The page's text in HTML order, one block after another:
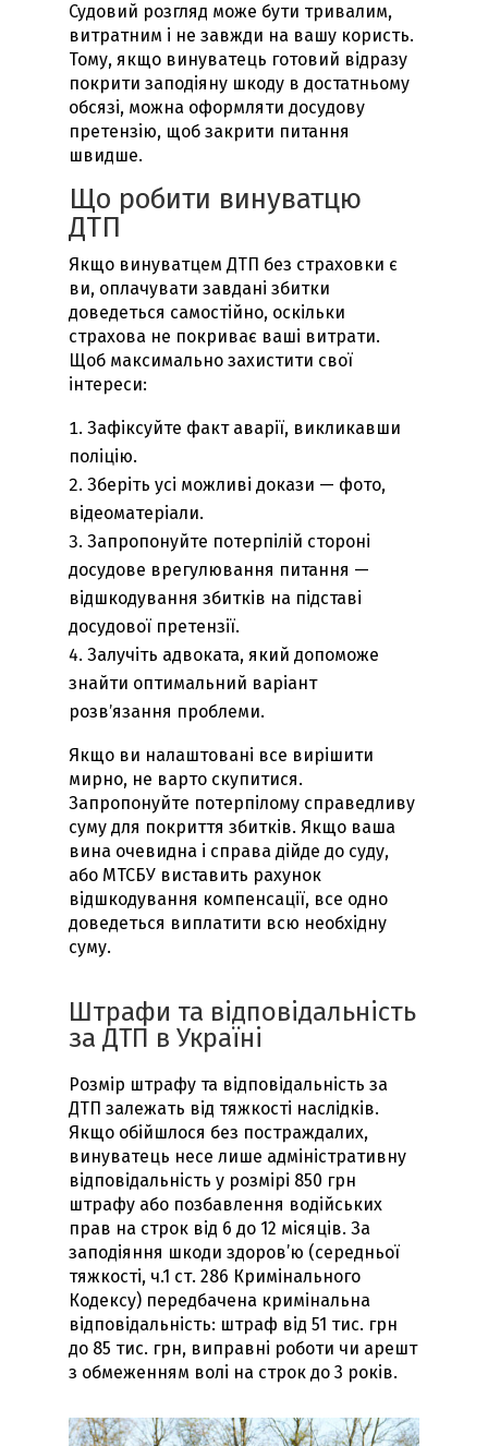
Судовий розгляд може бути тривалим,
витратним і не завжди на вашу користь.
Тому, якщо винуватець готовий відразу
покрити заподіяну шкоду в достатньому
обсязі, можна оформляти досудову
претензію, щоб закрити питання
швидше.
Що робити винуватцю
ДТП
Якщо винуватцем ДТП без страховки є
ви, оплачувати завдані збитки
доведеться самостійно, оскільки
страхова не покриває ваші витрати.
Щоб максимально захистити свої
інтереси:
Зафіксуйте факт аварії, викликавши
поліцію.
Зберіть усі можливі докази — фото,
відеоматеріали.
Запропонуйте потерпілій стороні
досудове врегулювання питання —
відшкодування збитків на підставі
досудової претензії.
Залучіть адвоката, який допоможе
знайти оптимальний варіант
розвʼязання проблеми.
Якщо ви налаштовані все вирішити
мирно, не варто скупитися.
Запропонуйте потерпілому справедливу
суму для покриття збитків. Якщо ваша
вина очевидна і справа дійде до суду,
або МТСБУ виставить рахунок
відшкодування компенсації, все одно
доведеться виплатити всю необхідну
суму.
Штрафи та відповідальність
за ДТП в Україні
Розмір штрафу та відповідальність за
ДТП залежать від тяжкості наслідків.
Якщо обійшлося без постраждалих,
винуватець несе лише адміністративну
відповідальність у розмірі 850 грн
штрафу або позбавлення водійських
прав на строк від 6 до 12 місяців. За
заподіяння шкоди здоров’ю (середньої
тяжкості, ч.1 ст. 286 Кримінального
Кодексу) передбачена кримінальна
відповідальність: штраф від 51 тис. грн
до 85 тис. грн, виправні роботи чи арешт
з обмеженням волі на строк до 3 років.